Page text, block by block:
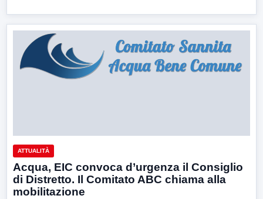
ATTUALITÀ
Acqua, EIC convoca d’urgenza il Consiglio
di Distretto. Il Comitato ABC chiama alla
mobilitazione